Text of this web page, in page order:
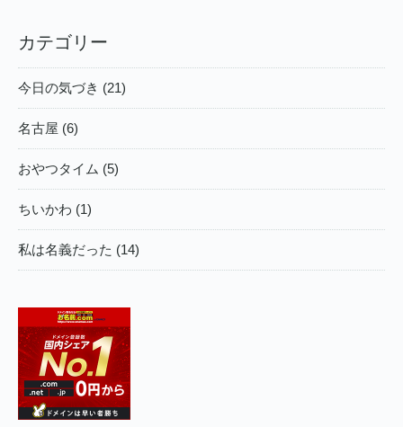
カテゴリー
今日の気づき (21)
名古屋 (6)
おやつタイム (5)
ちいかわ (1)
私は名義だった (14)